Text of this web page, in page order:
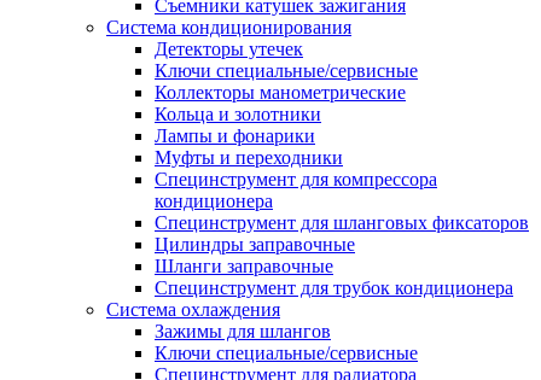
Съемники катушек зажигания
Система кондиционирования
Детекторы утечек
Ключи специальные/сервисные
Коллекторы манометрические
Кольца и золотники
Лампы и фонарики
Муфты и переходники
Специнструмент для компрессора
кондиционера
Специнструмент для шланговых фиксаторов
Цилиндры заправочные
Шланги заправочные
Специнструмент для трубок кондиционера
Система охлаждения
Зажимы для шлангов
Ключи специальные/сервисные
Специнструмент для радиатора